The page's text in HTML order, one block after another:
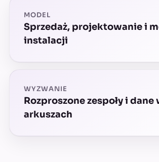
MODEL
Sprzedaż, projektowanie i
instalacji
WYZWANIE
Rozproszone zespoły i dane
arkuszach